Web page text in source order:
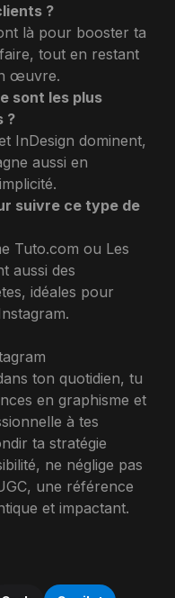
?
là pour booster ta
tout en restant
œuvre.
sont les plus
?
InDesign dominent,
aussi en
suivre ce type de
Tuto.com ou Les
aussi des
idéales pour
ton quotidien, tu
en graphisme et
à tes
ta stratégie
ne néglige pas
une référence
et impactant.